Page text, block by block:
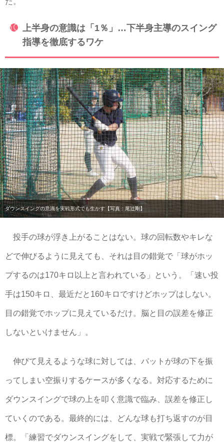
上半身の意識は「1％」…下半身主導のスイング
指導を徹底するワケ
ダウンスイングの意識を実戦形式でも生かす【写真：尾辻剛】
投手の球が浮き上がることはない。球の回転数やキレな
どで伸びるように見えても、それは目の錯覚で「球がホッ
プするのは170キロ以上と言われている」という。「速い投
手は150キロ、最近だと160キロですけどホップはしない。
目の錯覚でホップに見えているだけ。脳と目の誤差を修正
しないといけません」。
伸びて見えるような球に対しては、バットが球の下を振
ってしまい空振りするケースが多くなる。対応するために
ダウンスイングで球の上を叩く意識で臨み、誤差を修正し
ていくのである。最終的には、どんな球も打ち返すのが目
標。「練習でダウンスイングをして、実戦で緊張して力が